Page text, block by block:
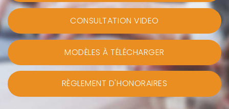
CONSULTATION VIDEO
MODÈLES À TÉLÉCHARGER
RÈGLEMENT D'HONORAIRES